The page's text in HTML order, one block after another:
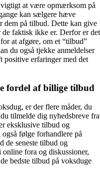
at være opmærksom på
kan sælgere hæve
dem på tilbud. Dette kan give
faktisk ikke er. Derfor er det
at afgøre, om et “tilbud”
du også tjekke anmeldelser
positive erfaringer med det
fordel af billige tilbud
er der flere måder, du
tilmelde dig nyhedsbreve fra
eksklusive tilbud og
følge forhandlere på
de seneste tilbud og
fora og diskussioner,
bedste tilbud på voksduge